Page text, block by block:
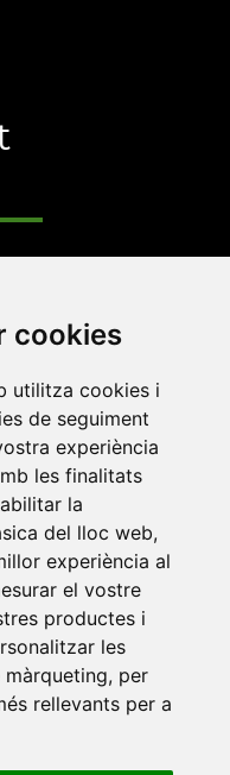
cookies
utilitza cookies i
de seguiment
experiència
les finalitats
la
del lloc web,
experiència al
el vostre
productes i
les
, per
rellevants per a
d'Alacant
Autònoma de
• Universitat
de Girona
• Universitat
Universitat Jaume I
Miguel Hernández
•Universitat